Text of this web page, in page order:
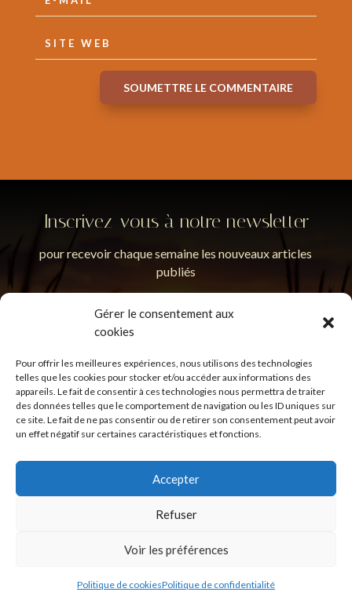
Gérer le consentement aux
cookies
Pour offrir les meilleures expériences, nous utilisons des technologies
telles que les cookies pour stocker et/ou accéder aux informations des
appareils. Le fait de consentir à ces technologies nous permettra de traiter
des données telles que le comportement de navigation ou les ID uniques sur
ce site. Le fait de ne pas consentir ou de retirer son consentement peut avoir
un effet négatif sur certaines caractéristiques et fonctions.
Accepter
Refuser
Voir les préférences
Politique de cookiesPolitique de confidentialité
SOUMETTRE LE COMMENTAIRE
Inscrivez-vous à notre newsletter
pour recevoir chaque semaine les nouveaux articles
publiés
En soumettant ce formulaire, j'accepte que les
informations saisies soient utilisées pour permettre de me
recontacter.Politique de confidentialité
Politique de confidentialité
| Designby Kaleys